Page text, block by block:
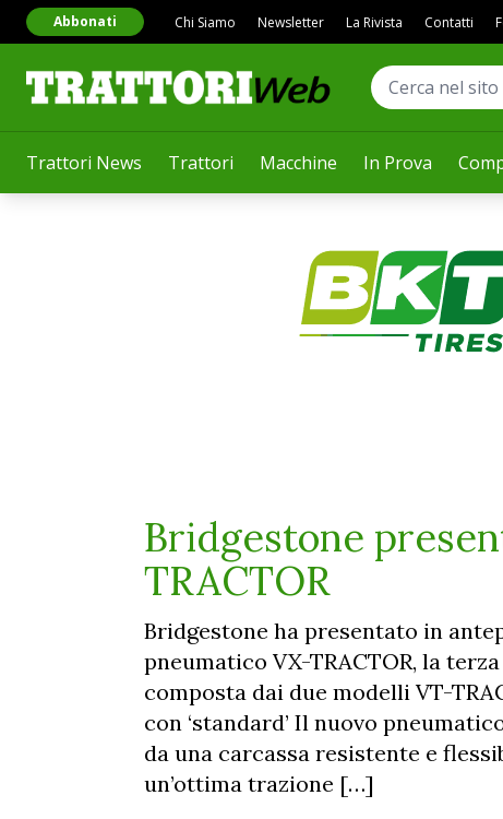
Trattori News Trattori Macchine In Prova
Abbonati Chi Siamo Newsletter La Rivista Contatti
Bridgestone
TRACTOR
Bridgestone ha presentato in
pneumatico VX-TRACTOR, la
composta dai due modelli VT-
con ‘standard’ Il nuovo
da una carcassa resistente e
un’ottima trazione […]